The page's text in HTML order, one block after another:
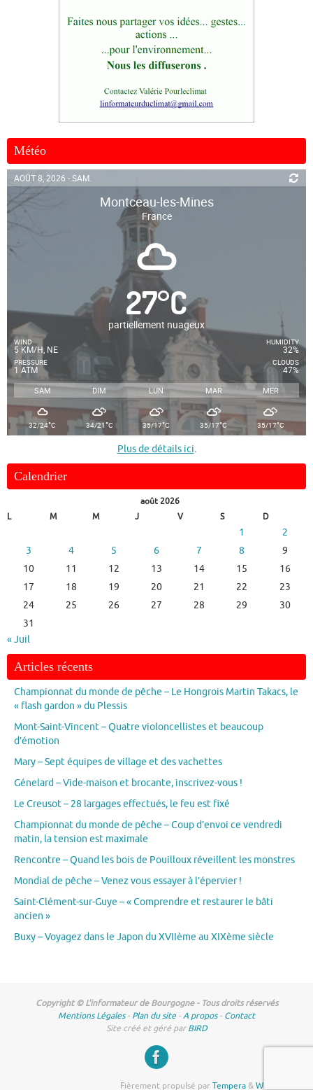
Météo
AOÛT 8, 2026 - SAM.
Montceau-les-Mines
France
27°C
partiellement nuageux
WIND
5 KM/H, NE
PRESSURE
1 ATM
HUMIDITY
32%
CLOUDS
47%
SAM DIM LUN MAR MER
32/24°C 34/21°C 35/17°C 35/17°C 35/17°C
Plus de détails ici.
Calendrier
août 2026
L
M M J V S D
1
2
3
4 5 6 7 8
9
10
11 12 13 14 15
16
17
18 19 20 21 22
23
24
25 26 27 28 29
30
31
« Juil
Articles récents
Championnat du monde de pêche – Le Hongrois Martin Takacs, le
« flash gardon » du Plessis
Mont-Saint-Vincent – Quatre violoncellistes et beaucoup
d’émotion
Mary – Sept équipes de village et des vachettes
Génelard – Vide-maison et brocante, inscrivez-vous !
Le Creusot – 28 largages effectués, le feu est fixé
Championnat du monde de pêche – Coup d’envoi ce vendredi
matin, la tension est maximale
Rencontre – Quand les bois de Pouilloux réveillent les monstres
Mondial de pêche – Venez vous essayer à l’épervier !
Saint-Clément-sur-Guye – « Comprendre et restaurer le bâti
ancien »
Buxy – Voyagez dans le Japon du XVIIème au XIXème siècle
Copyright © L'informateur de Bourgogne - Tous droits réservés
Mentions Légales- Plan du site -A propos- Contact
Site créé et géré parBIRD
Fièrement propulsé parTempera&WordPress.